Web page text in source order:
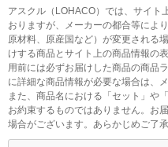
アスクル（LOHACO）では、サイト
おりますが、メーカーの都合等によ
原材料、原産国など）が変更される
けする商品とサイト上の商品情報の
用前には必ずお届けした商品の商品
に詳細な商品情報が必要な場合は、
また、商品名における「セット」や
お約束するものではありません。お
場合がございます。あらかじめご了承